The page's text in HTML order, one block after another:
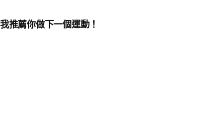
我推薦你做下一個運動！